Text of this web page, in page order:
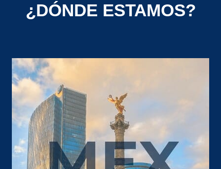
¿DÓNDE ESTAMOS?